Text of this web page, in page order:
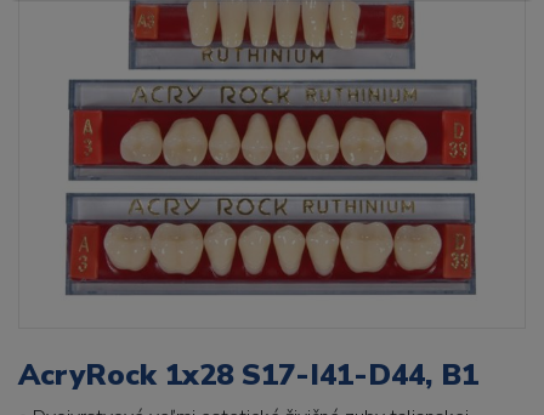
AcryRock 1x28 S17-I41-D44, B1